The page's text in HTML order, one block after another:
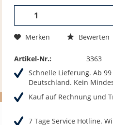
Merken Bewerten
Artikel-Nr.:
3363
Schnelle Lieferung. Ab
Deutschland. Kein
Kauf auf Rechnung und
7 Tage Service Hotline.